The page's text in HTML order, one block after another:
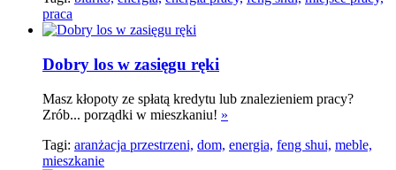
praca
Dobry los w zasięgu ręki
Masz kłopoty ze spłatą kredytu lub znalezieniem pracy?
Zrób... porządki w mieszkaniu! »
Tagi: aranżacja przestrzeni, dom, energia, feng shui, meble,
mieszkanie